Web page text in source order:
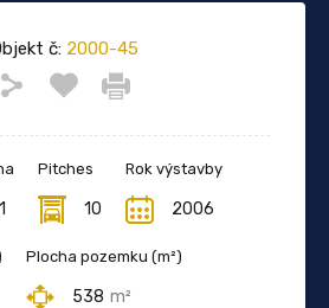
č:2000-45
Pitches
10
Rok výstavby
2006
Plocha pozemku (m²)
538 m²